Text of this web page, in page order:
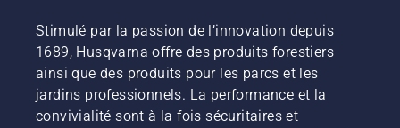
Stimulé par la passion de l’innovation depuis
1689, Husqvarna offre des produits forestiers
ainsi que des produits pour les parcs et les
jardins professionnels. La performance et la
convivialité sont à la fois sécuritaires et